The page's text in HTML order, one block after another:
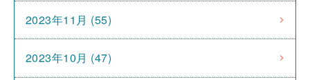
2023年11月 (55)
2023年10月 (47)